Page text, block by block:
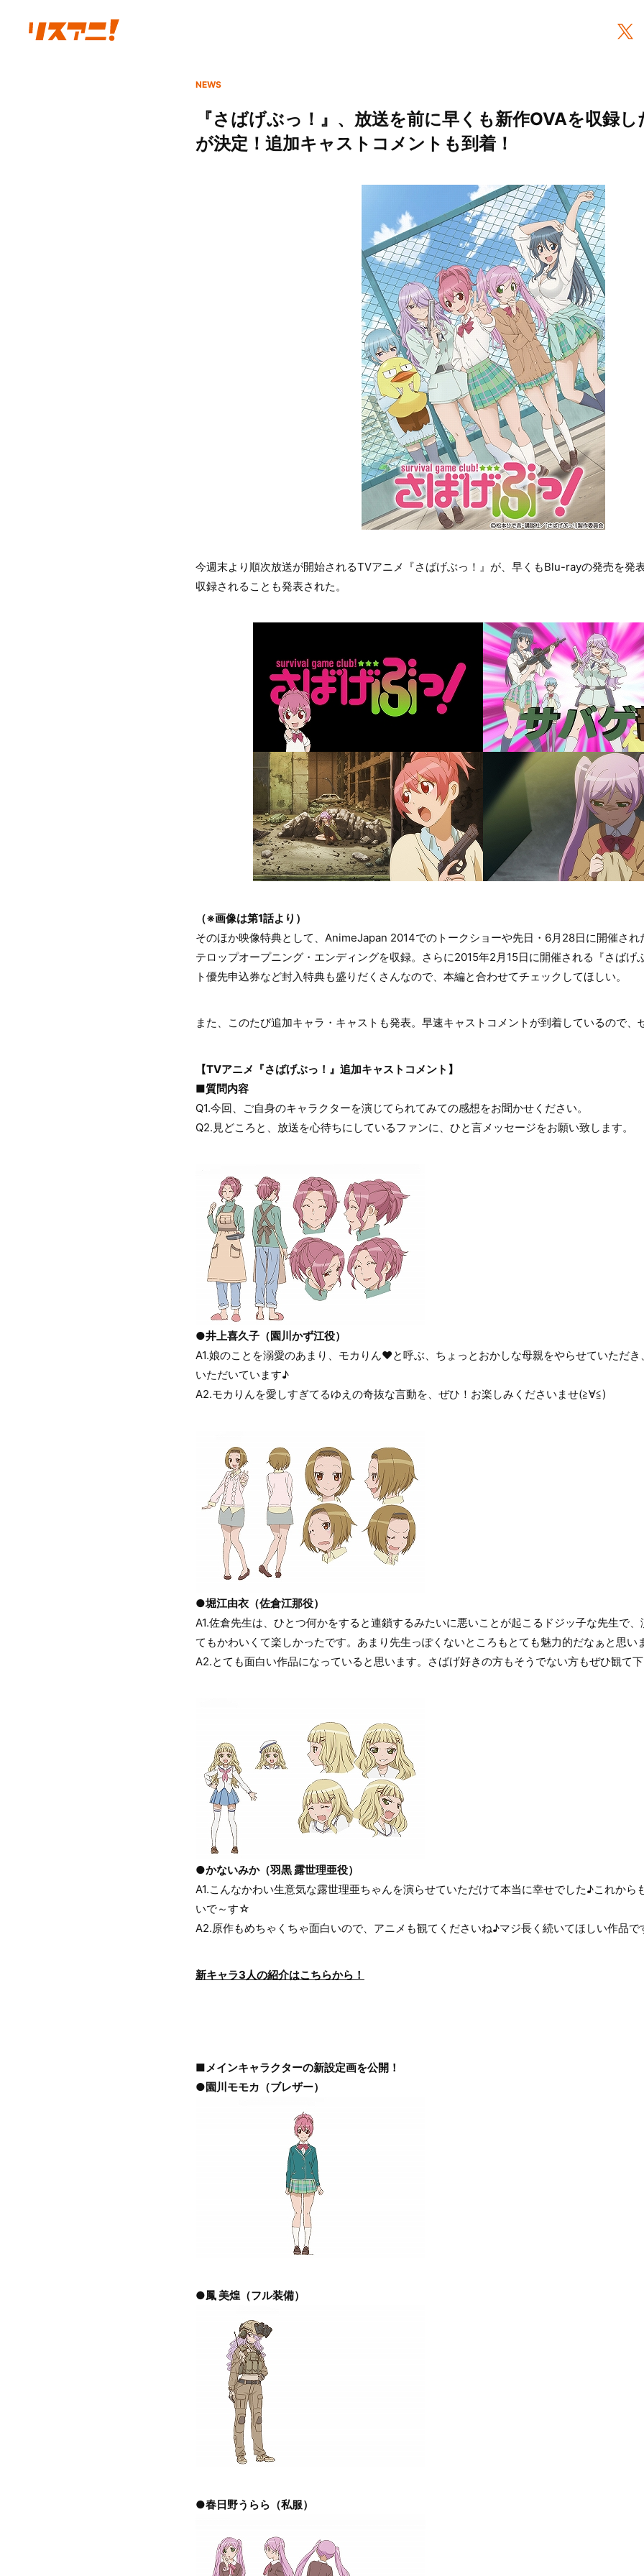
NEWS
『さばげぶっ！』、放送を前に早くも新作OVAを収録
が決定！追加キャストコメントも到着！
今週末より順次放送が開始されるTVアニメ『さばげぶっ！』が、早くもBlu-rayの発売を発
収録されることも発表された。
（※画像は第1話より）
そのほか映像特典として、AnimeJapan 2014でのトークショーや先日・6月28日に開催され
テロップオープニング・エンディングを収録。さらに2015年2月15日に開催される『さばげ
ト優先申込券など封入特典も盛りだくさんなので、本編と合わせてチェックしてほしい。
また、このたび追加キャラ・キャストも発表。早速キャストコメントが到着しているので、
【TVアニメ『さばげぶっ！』追加キャストコメント】
■質問内容
Q1.今回、ご自身のキャラクターを演じてられてみての感想をお聞かせください。
Q2.見どころと、放送を心待ちにしているファンに、ひと言メッセージをお願い致します。
●井上喜久子（園川かず江役）
A1.娘のことを溺愛のあまり、モカりん♥と呼ぶ、ちょっとおかしな母親をやらせていただ
いただいています♪
A2.モカりんを愛しすぎてるゆえの奇抜な言動を、ぜひ！お楽しみくださいませ(≧∀≦)
●堀江由衣（佐倉江那役）
A1.佐倉先生は、ひとつ何かをすると連鎖するみたいに悪いことが起こるドジッ子な先生で
てもかわいくて楽しかったです。あまり先生っぽくないところもとても魅力的だなぁと思い
A2.とても面白い作品になっていると思います。さばげ好きの方もそうでない方もぜひ観て
●かないみか（羽黒 露世理亜役）
A1.こんなかわい生意気な露世理亜ちゃんを演らせていただけて本当に幸せでした♪これから
いで～す☆
A2.原作もめちゃくちゃ面白いので、アニメも観てくださいね♪マジ長く続いてほしい作品で
新キャラ3人の紹介はこちらから！
■メインキャラクターの新設定画を公開！
●園川モモカ（ブレザー）
●鳳 美煌（フル装備）
●春日野うらら（私服）